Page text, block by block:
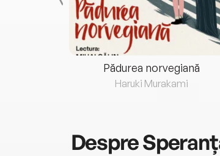
Pădurea norvegiană
Haruki Murakami
Despre